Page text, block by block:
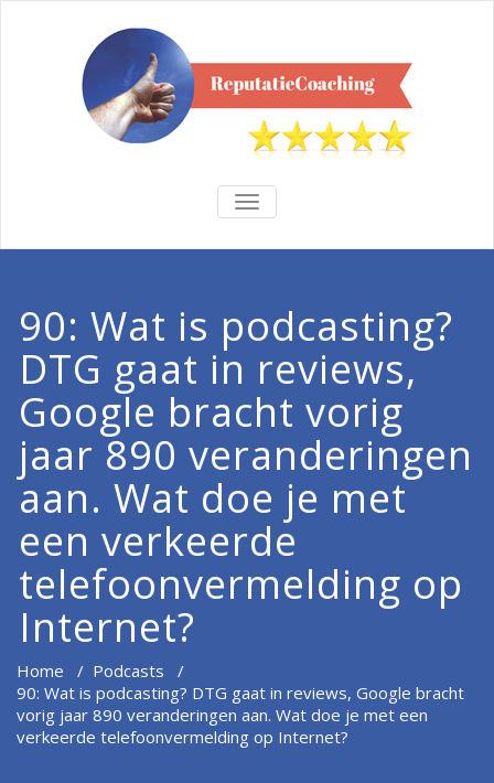
TOGGLE
90: Wat is podcasting?
DTG gaat in reviews,
Google bracht vorig
jaar 890 veranderingen
aan. Wat doe je met
een verkeerde
telefoonvermelding op
Internet?
Home / Podcasts /
90: Wat is podcasting? DTG gaat in reviews, Google bracht
vorig jaar 890 veranderingen aan. Wat doe je met een
verkeerde telefoonvermelding op Internet?